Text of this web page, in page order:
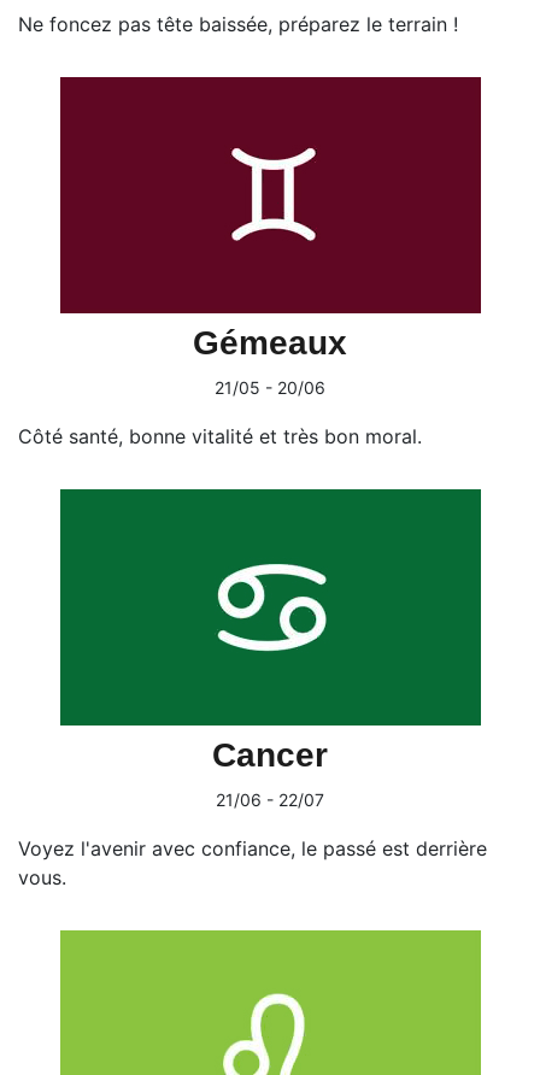
Ne foncez pas tête baissée, préparez le terrain !
Gémeaux
21/05 - 20/06
Côté santé, bonne vitalité et très bon moral.
Cancer
21/06 - 22/07
Voyez l'avenir avec confiance, le passé est derrière
vous.